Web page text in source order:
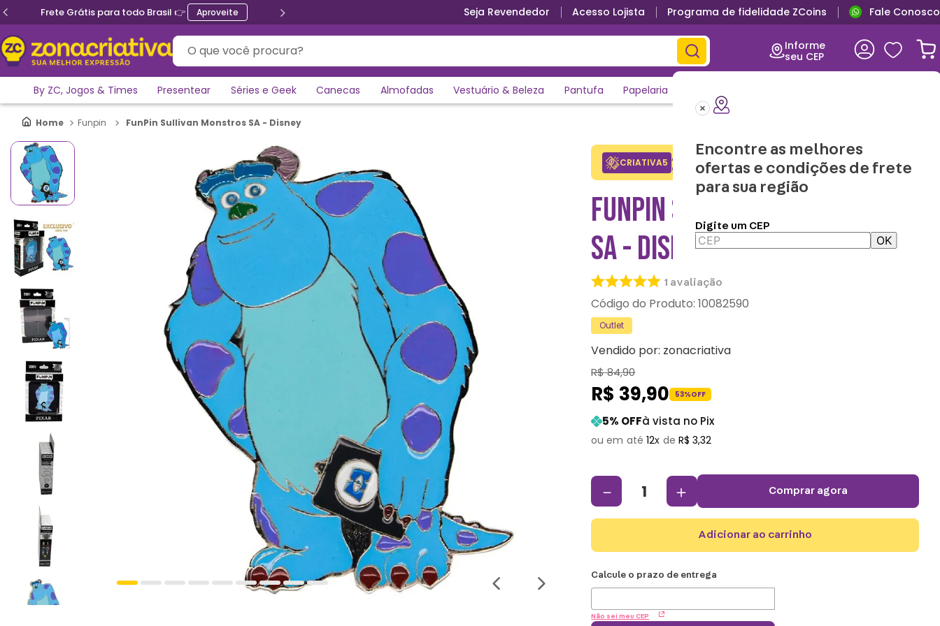
Frete Grátis para todo Brasil 👉 Aproveite Seja Revendedor Acesso Lojista Programa de fidelidade ZCoins Fale Conosco
O que você procura?
Informe
seu CEP
Encontre as melhores
ofertas e condições de frete
para sua região
Digite um CEP
OK
By ZC, Jogos & Times Presentear Séries e Geek Canecas Almofadas Vestuário & Beleza Pantufa Papelaria
Funpin FunPin Sullivan Monstros SA - Disney
CRIATIVA5 Adicione o cupom no carrinho e
ganhe desconto na 1a compra.
Copiar
FUNPIN SULLIVAN MONSTROS
SA - DISNEY
1 avaliação
:10082590
Outlet
Vendido por: zonacriativa
R$84,90
R$ 39,90 53%OFF
5% OFFà vista no Pix
12 R$ 3,32
＋
－ comprar agora
adicionar ao carrinho
Não sei meu CEP